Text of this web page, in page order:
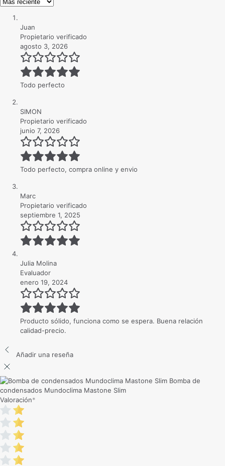
Juan
Propietario verificado
agosto 3, 2026
Todo perfecto
SIMON
Propietario verificado
junio 7, 2026
Todo perfecto, compra online y envio
Marc
Propietario verificado
septiembre 1, 2025
Julia Molina
Evaluador
enero 19, 2024
Producto sólido, funciona como se espera. Buena relación
calidad-precio.
Añadir una reseña
Bomba de
condensados Mundoclima Mastone Slim
Valoración*